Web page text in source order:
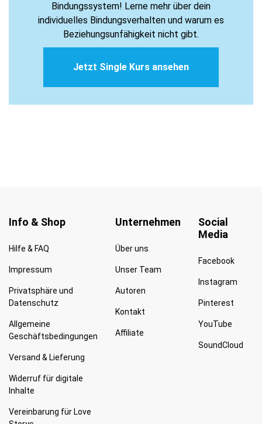
Bindungssystem! Lerne mehr über dein
individuelles Bindungsverhalten und warum es
Beziehungsunfähigkeit nicht gibt.
Jetzt Single Kurs ansehen
Info & Shop
Hilfe & FAQ
Impressum
Privatsphäre und
Datenschutz
Allgemeine
Geschäftsbedingungen
Versand & Lieferung
Widerruf für digitale
Inhalte
Vereinbarung für Love
Unternehmen
Über uns
Unser Team
Autoren
Kontakt
Affiliate
Social
Media
Facebook
Instagram
Pinterest
YouTube
SoundCloud